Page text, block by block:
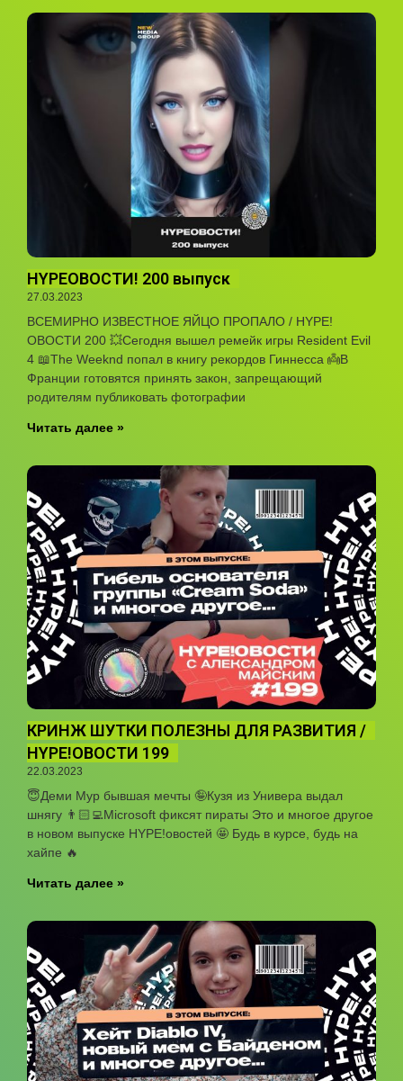
HYPEOВОСТИ! 200 выпуск
27.03.2023
ВСЕМИРНО ИЗВЕСТНОЕ ЯЙЦО ПРОПАЛО / HYPE!
ОВОСТИ 200 💥Сегодня вышел ремейк игры Resident Evil
4 📖The Weeknd попал в книгу рекордов Гиннесса 👼В
Франции готовятся принять закон, запрещающий
родителям публиковать фотографии
Читать далее »
КРИНЖ ШУТКИ ПОЛЕЗНЫ ДЛЯ РАЗВИТИЯ /
HYPE!ОВОСТИ 199
22.03.2023
😇Деми Мур бывшая мечты 🤪Кузя из Универа выдал
шнягу 👨🏻‍💻Microsoft фиксят пираты Это и многое другое
в новом выпуске HYPE!овостей 🤩 Будь в курсе, будь на
хайпе 🔥
Читать далее »